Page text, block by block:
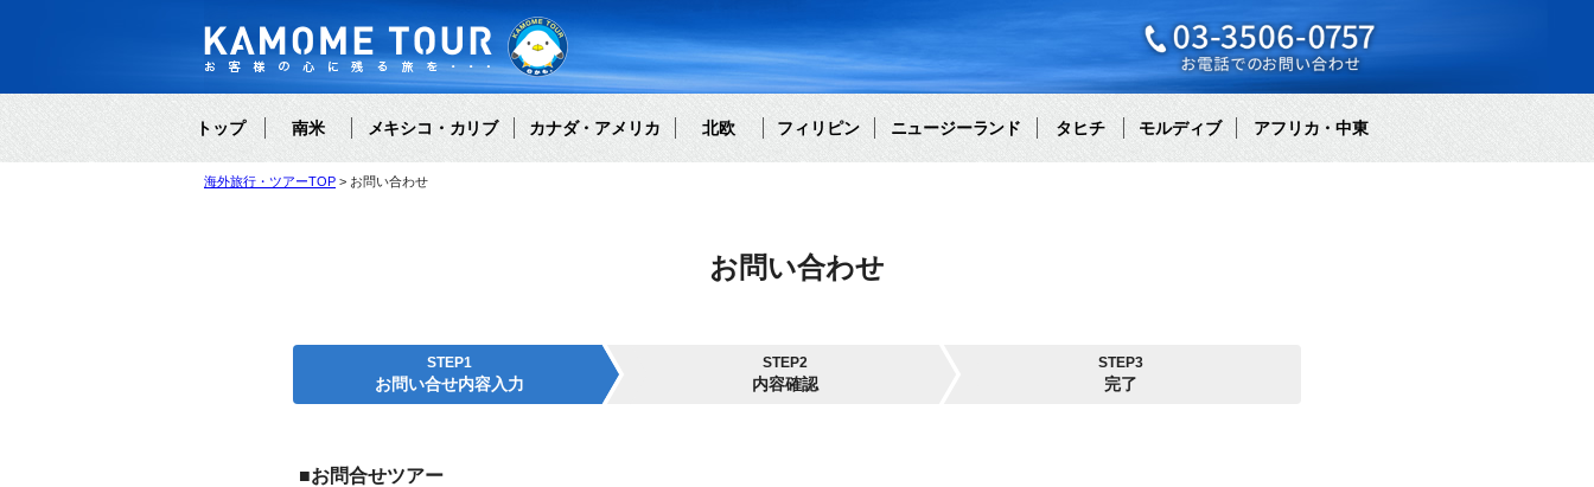
トップ 南米 メキシコ・カリブ カナダ・アメリカ 北欧 フィリピン ニュージーランド タヒチ モルディブ アフリカ・中東
海外旅行・ツアーTOP お問い合わせ
お問い合わせ
STEP1
お問い合せ内容入力
STEP2
内容確認
STEP3
完了
■お問合せツアー